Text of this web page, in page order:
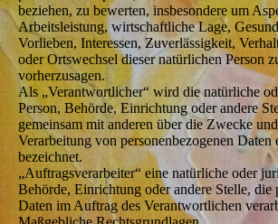
beziehen, zu bewerten, insbesondere um
Arbeitsleistung, wirtschaftliche Lage,
Vorlieben, Interessen, Zuverlässigkeit,
oder Ortswechsel dieser natürlichen Person
vorherzusagen.
Als „Verantwortlicher“ wird die natürliche
Person, Behörde, Einrichtung oder andere
gemeinsam mit anderen über die Zwecke
Verarbeitung von personenbezogenen Daten
bezeichnet.
„Auftragsverarbeiter“ eine natürliche oder
Behörde, Einrichtung oder andere Stelle, die
Daten im Auftrag des Verantwortlichen